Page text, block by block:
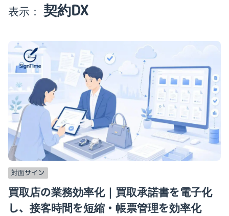
表示： 契約DX
対面サイン
買取店の業務効率化｜買取承諾書を電子化
し、接客時間を短縮・帳票管理を効率化